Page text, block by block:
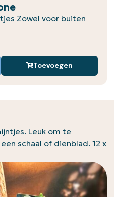
Zowel voor buiten
Toevoegen
Leuk om te
schaal of dienblad. 12 x